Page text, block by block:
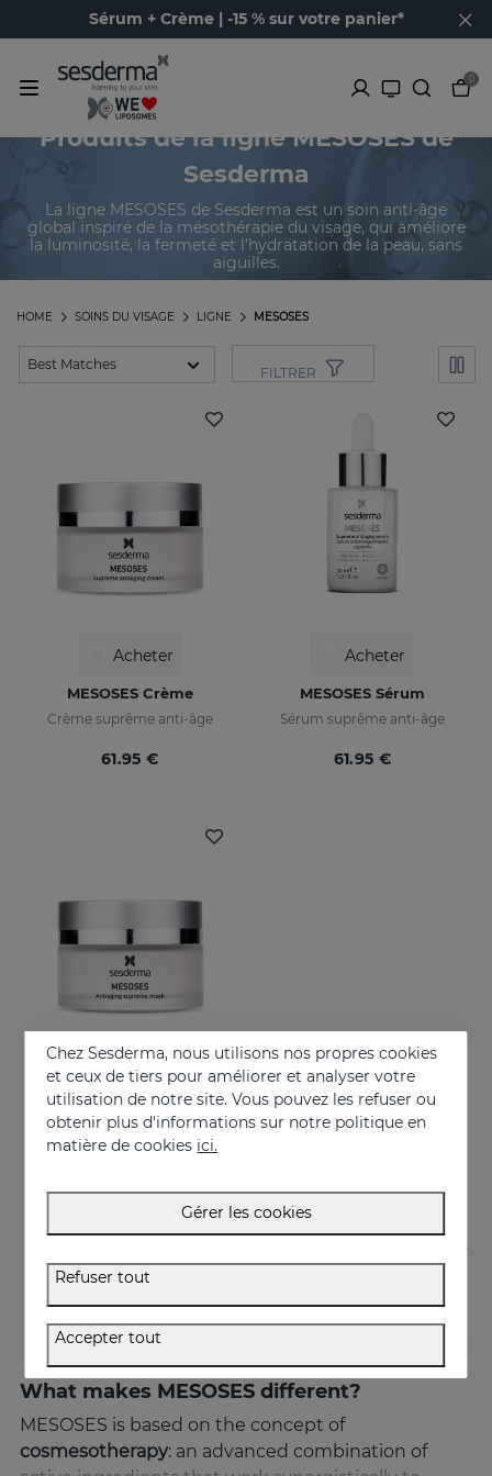
Sérum + Crème | -15 % sur votre panier*
0
Produits de la ligne MESOSES de
Sesderma
La ligne MESOSES de Sesderma est un soin anti-âge
global inspiré de la mésothérapie du visage, qui améliore
la luminosité, la fermeté et l’hydratation de la peau, sans
aiguilles.
MESOSES
LIGNE
SOINS DU VISAGE
HOME
FILTRER
Acheter
MESOSES Crème
Crème suprême anti-âge
61.95 €
Acheter
MESOSES Sérum
Sérum suprême anti-âge
61.95 €
Acheter
Masque suprême anti-âge
What makes MESOSES different?
MESOSES is based on the concept of
cosmesotherapy: an advanced combination of
Chez Sesderma, nous utilisons nos propres cookies
et ceux de tiers pour améliorer et analyser votre
utilisation de notre site. Vous pouvez les refuser ou
obtenir plus d'informations sur notre politique en
matière de cookies ici.
Gérer les cookies
Refuser tout
Accepter tout